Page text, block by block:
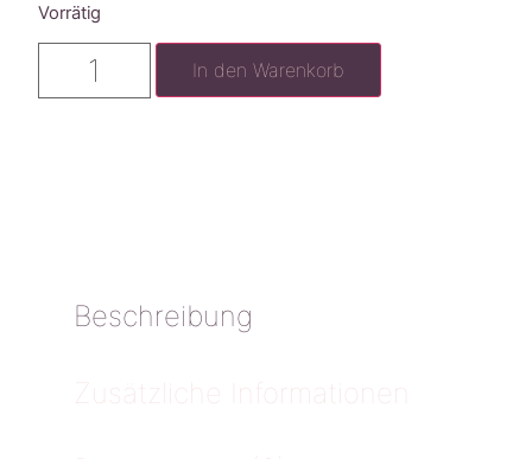
Vorrätig
In den Warenkorb
Beschreibung
Zusätzliche Informationen